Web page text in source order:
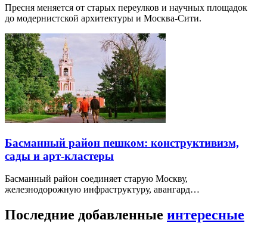
Пресня меняется от старых переулков и научных площадок
до модернистской архитектуры и Москва-Сити.
Басманный район пешком: конструктивизм,
сады и арт-кластеры
Басманный район соединяет старую Москву,
железнодорожную инфраструктуру, авангард…
Последние добавленные интересные